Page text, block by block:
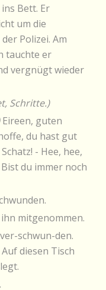
Bett. Er
um die
Polizei. Am
tauchte er
vergnügt wieder
Schritte.)
Eireen, guten
du hast gut
- Hee, hee,
du immer noch
mitgenommen.
schwun-den.
diesen Tisch